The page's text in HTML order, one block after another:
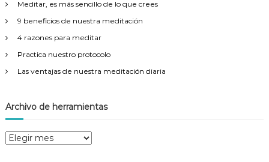
:
Meditar, es más sencillo de lo que crees
9 beneficios de nuestra meditación
4 razones para meditar
Practica nuestro protocolo
Las ventajas de nuestra meditación diaria
Archivo de herramientas
A